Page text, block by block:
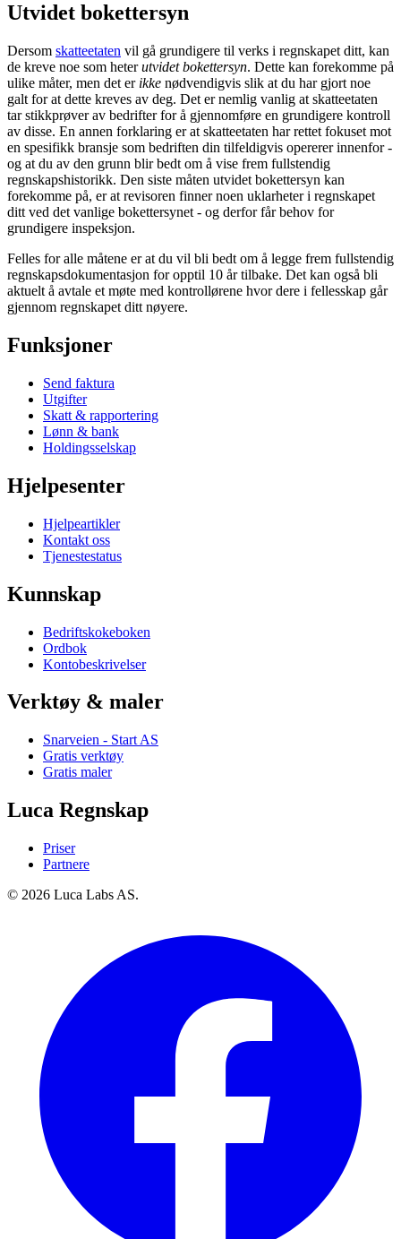
Utvidet bokettersyn
Dersom skatteetaten vil gå grundigere til verks i regnskapet ditt, kan
de kreve noe som heterutvidet bokettersyn. Dette kan forekomme på
ulike måter, men det er ikke nødvendigvis slik at du har gjort noe
galt for at dette kreves av deg. Det er nemlig vanlig at skatteetaten
tar stikkprøver av bedrifter for å gjennomføre en grundigere kontroll
av disse. En annen forklaring er at skatteetaten har rettet fokuset mot
en spesifikk bransje som bedriften din tilfeldigvis opererer innenfor -
og at du av den grunn blir bedt om å vise frem fullstendig
regnskapshistorikk. Den siste måten utvidet bokettersyn kan
forekomme på, er at revisoren finner noen uklarheter i regnskapet
ditt ved det vanlige bokettersynet - og derfor får behov for
grundigere inspeksjon.
Felles for alle måtene er at du vil bli bedt om å legge frem fullstendig
regnskapsdokumentasjon for opptil 10 år tilbake. Det kan også bli
aktuelt å avtale et møte med kontrollørene hvor dere i fellesskap går
gjennom regnskapet ditt nøyere.
Funksjoner
Send faktura
Utgifter
Skatt & rapportering
Lønn & bank
Holdingsselskap
Hjelpesenter
Hjelpeartikler
Kontakt oss
Tjenestestatus
Kunnskap
Bedriftskokeboken
Ordbok
Kontobeskrivelser
Verktøy & maler
Snarveien - Start AS
Gratis verktøy
Gratis maler
Luca Regnskap
Priser
Partnere
© 2026 Luca Labs AS.